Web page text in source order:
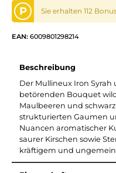
P Sie erhalten 112
EAN: 6009801298214
Beschreibung
Der Mullineux Iron
betörenden Bouquet
Maulbeeren und
strukturierten Gaumen
Nuancen aromatischer
saurer Kirschen sowie
kräftigem und